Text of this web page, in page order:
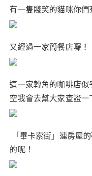
有一隻賤笑的貓咪你
又經過一家簡餐店囉！
這一家轉角的咖啡店
空我會去幫大家查證
「畢卡索街」連房屋
的呢！